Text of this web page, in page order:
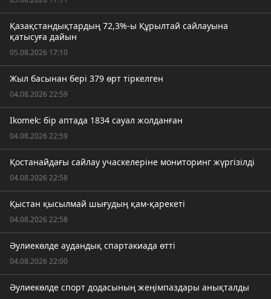
Қазақстандықтардың 72,3%-ы Құрылтай сайлауына
қатысуға дайын
05.08.2026 17:10
Жыл басынан бері 379 өрт тіркелген
04.08.2026 22:59
Ikomek: бір аптада 1834 сауал жолданған
04.08.2026 22:59
Қостанайдағы сайлау учаскелеріне мониторинг жүргізілді
04.08.2026 22:58
Қыстан қысылмай шығудың қам-қарекеті
04.08.2026 22:58
Әулиекөлде аудандық спартакиада өтті
04.08.2026 22:00
Әулиекөлде спорт додасының жеңімпаздары анықталды